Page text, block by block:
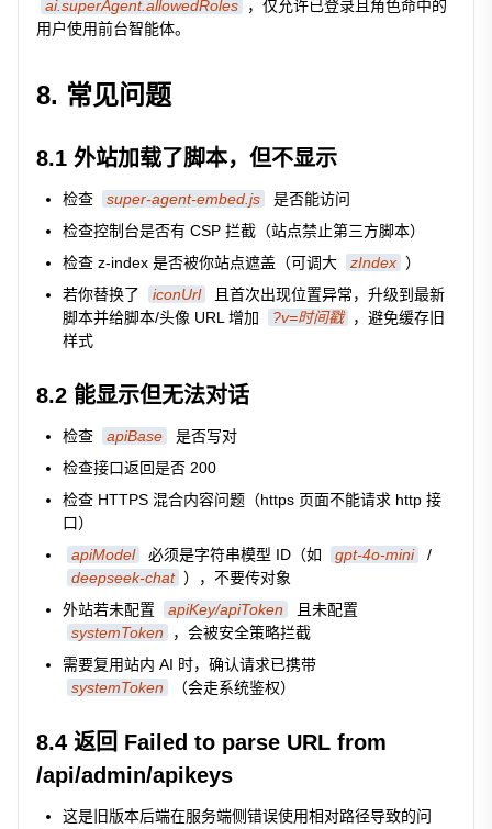
ai.superAgent.allowedRoles
，仅允许已登录且角色命中的
用户使用前台智能体。
8. 常见问题
8.1 外站加载了脚本，但不显示
检查 super-agent-embed.js
是否能访问
检查控制台是否有 CSP 拦截（站点禁止第三方脚本）
检查 z-index 是否被你站点遮盖（可调大
zIndex ）
若你替换了
iconUrl
且首次出现位置异常，升级到最新
脚本并给脚本/头像 URL 增加
?v=时间戳
，避免缓存旧
样式
8.2 能显示但无法对话
检查 apiBase
是否写对
检查接口返回是否 200
检查 HTTPS 混合内容问题（https 页面不能请求 http 接
口）
apiModel
必须是字符串模型 ID（如 gpt-4o-mini
/
deepseek-chat ），不要传对象
外站若未配置
apiKey/apiToken
且未配置
systemToken
，会被安全策略拦截
需要复用站内 AI 时，确认请求已携带
systemToken
（会走系统鉴权）
8.4 返回 Failed to parse URL from
/api/admin/apikeys
这是旧版本后端在服务端侧错误使用相对路径导致的问